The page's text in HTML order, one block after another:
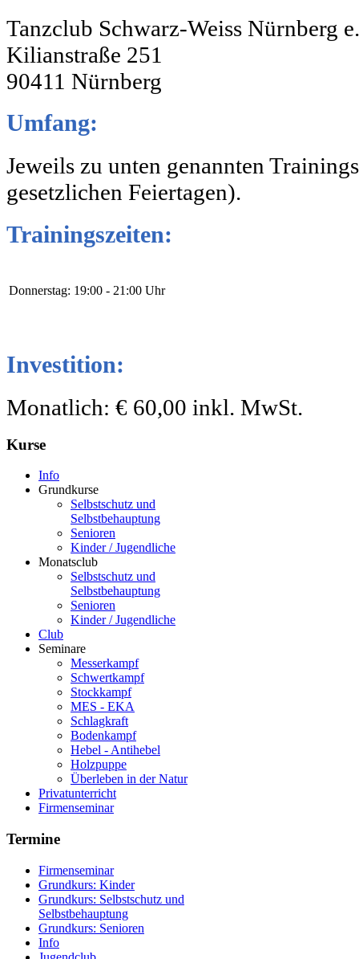
Tanzclub Schwarz-Weiss Nürnberg
Kilianstraße 251
90411 Nürnberg
Umfang:
Jeweils zu unten genannten
gesetzlichen Feiertagen).
Trainingszeiten:
Donnerstag: 19:00 - 21:00 Uhr
Investition:
Monatlich: € 60,00 inkl. MwSt.
Kurse
Info
Grundkurse
Selbstschutz und
Selbstbehauptung
Senioren
Kinder / Jugendliche
Monatsclub
Selbstschutz und
Selbstbehauptung
Senioren
Kinder / Jugendliche
Club
Seminare
Messerkampf
Schwertkampf
Stockkampf
MES - EKA
Schlagkraft
Bodenkampf
Hebel - Antihebel
Holzpuppe
Überleben in der Natur
Privatunterricht
Firmenseminar
Termine
Firmenseminar
Grundkurs: Kinder
Grundkurs: Selbstschutz und
Selbstbehauptung
Grundkurs: Senioren
Info